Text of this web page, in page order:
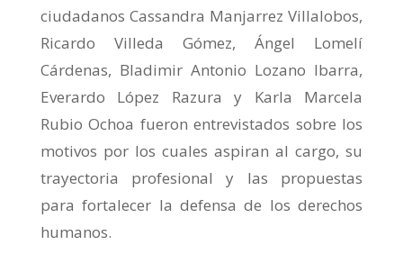
ciudadanos Cassandra Manjarrez Villalobos,
Ricardo Villeda Gómez, Ángel Lomelí
Cárdenas, Bladimir Antonio Lozano Ibarra,
Everardo López Razura y Karla Marcela
Rubio Ochoa fueron entrevistados sobre los
motivos por los cuales aspiran al cargo, su
trayectoria profesional y las propuestas
para fortalecer la defensa de los derechos
humanos.